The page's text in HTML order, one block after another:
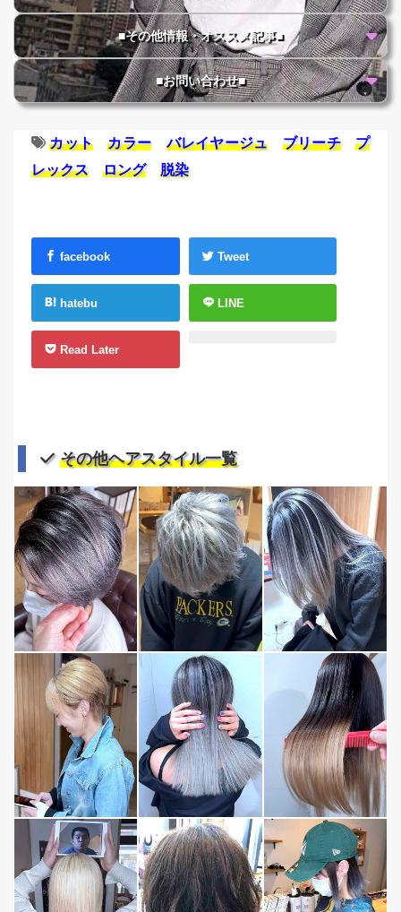
■その他情報・オススメ記事■
■お問い合わせ■
カット カラー バレイヤージュ ブリーチ
プ
レックス
ロング 脱染
facebook Tweet
hatebu LINE
Read Later
その他ヘアスタイル一覧